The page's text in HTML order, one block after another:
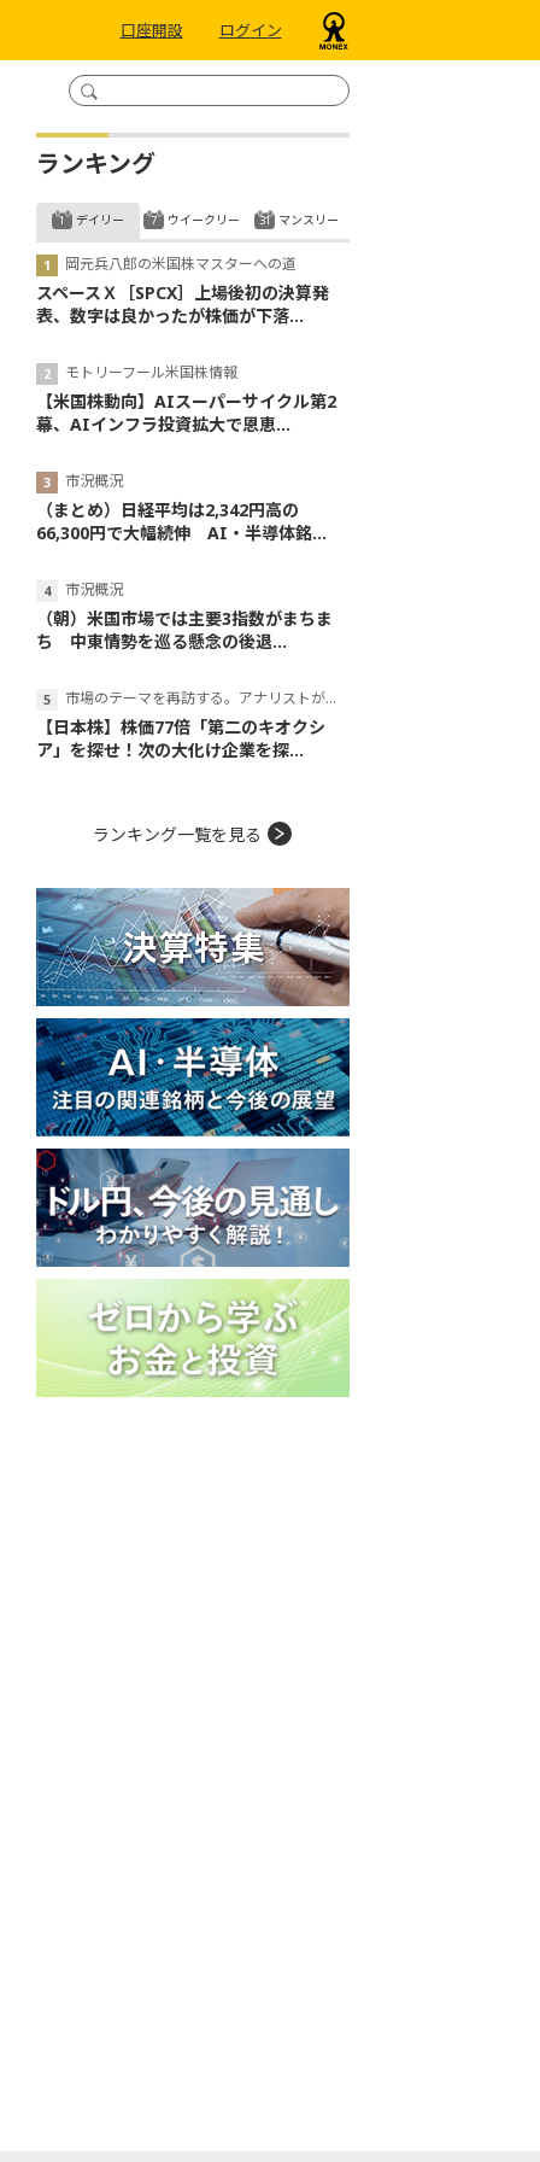
口座開設 ログイン
ランキング
デイリー
岡元兵八郎の米国株マスターへの道
スペースＸ［SPCX］上場後初の決算発
表、数字は良かったが株価が下落...
モトリーフール米国株情報
【米国株動向】AIスーパーサイクル第2
幕、AIインフラ投資拡大で恩恵...
市況概況
（まとめ）日経平均は2,342円高の
66,300円で大幅続伸 AI・半導体銘...
市況概況
（朝）米国市場では主要3指数がまちま
ち 中東情勢を巡る懸念の後退...
市場のテーマを再訪する。アナリストが読み解くテーマの本質
【日本株】株価77倍「第二のキオクシ
ア」を探せ！次の大化け企業を探...
ウイークリー マンスリー
ランキング一覧を見る